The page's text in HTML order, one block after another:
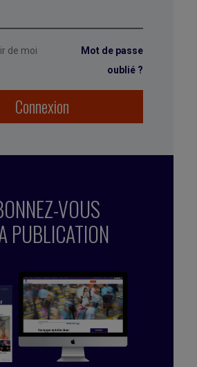
en difficulté).
de moi
Mot de passe
oublié ?
Connexion
VOUS
PUBLICATION